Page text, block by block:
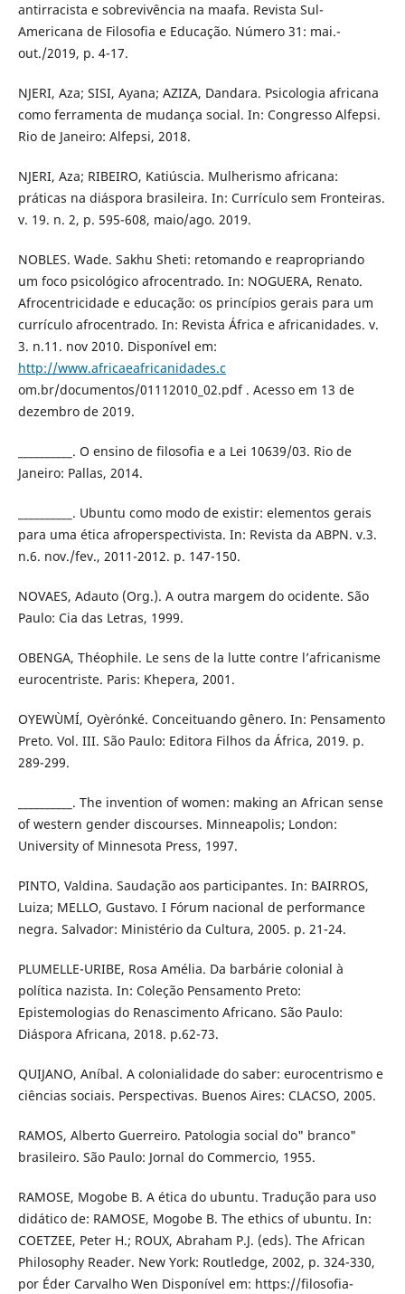
antirracista e sobrevivência na maafa. Revista Sul-
Americana de Filosofia e Educação. Número 31: mai.-
out./2019, p. 4-17.
NJERI, Aza; SISI, Ayana; AZIZA, Dandara. Psicologia africana
como ferramenta de mudança social. In: Congresso Alfepsi.
Rio de Janeiro: Alfepsi, 2018.
NJERI, Aza; RIBEIRO, Katiúscia. Mulherismo africana:
práticas na diáspora brasileira. In: Currículo sem Fronteiras.
v. 19. n. 2, p. 595-608, maio/ago. 2019.
NOBLES. Wade. Sakhu Sheti: retomando e reapropriando
um foco psicológico afrocentrado. In: NOGUERA, Renato.
Afrocentricidade e educação: os princípios gerais para um
currículo afrocentrado. In: Revista África e africanidades. v.
3. n.11. nov 2010. Disponível em:
http://www.africaeafricanidades.c
om.br/documentos/01112010_02.pdf . Acesso em 13 de
dezembro de 2019.
__________. O ensino de filosofia e a Lei 10639/03. Rio de
Janeiro: Pallas, 2014.
__________. Ubuntu como modo de existir: elementos gerais
para uma ética afroperspectivista. In: Revista da ABPN. v.3.
n.6. nov./fev., 2011-2012. p. 147-150.
NOVAES, Adauto (Org.). A outra margem do ocidente. São
Paulo: Cia das Letras, 1999.
OBENGA, Théophile. Le sens de la lutte contre l’africanisme
eurocentriste. Paris: Khepera, 2001.
OYEWÙMÍ, Oyèrónké. Conceituando gênero. In: Pensamento
Preto. Vol. III. São Paulo: Editora Filhos da África, 2019. p.
289-299.
__________. The invention of women: making an African sense
of western gender discourses. Minneapolis; London:
University of Minnesota Press, 1997.
PINTO, Valdina. Saudação aos participantes. In: BAIRROS,
Luiza; MELLO, Gustavo. I Fórum nacional de performance
negra. Salvador: Ministério da Cultura, 2005. p. 21-24.
PLUMELLE-URIBE, Rosa Amélia. Da barbárie colonial à
política nazista. In: Coleção Pensamento Preto:
Epistemologias do Renascimento Africano. São Paulo:
Diáspora Africana, 2018. p.62-73.
QUIJANO, Aníbal. A colonialidade do saber: eurocentrismo e
ciências sociais. Perspectivas. Buenos Aires: CLACSO, 2005.
RAMOS, Alberto Guerreiro. Patologia social do" branco"
brasileiro. São Paulo: Jornal do Commercio, 1955.
RAMOSE, Mogobe B. A ética do ubuntu. Tradução para uso
didático de: RAMOSE, Mogobe B. The ethics of ubuntu. In:
COETZEE, Peter H.; ROUX, Abraham P.J. (eds). The African
Philosophy Reader. New York: Routledge, 2002, p. 324-330,
por Éder Carvalho Wen Disponível em: https://filosofia-